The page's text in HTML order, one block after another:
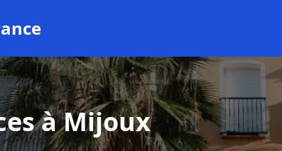
à Mijoux